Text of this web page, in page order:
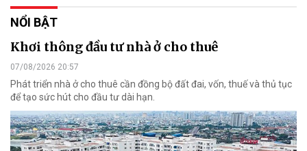
NỔI BẬT
Khơi thông đầu tư nhà ở cho thuê
07/08/2026 20:57
Phát triển nhà ở cho thuê cần đồng bộ đất đai, vốn, thuế và thủ tục
để tạo sức hút cho đầu tư dài hạn.